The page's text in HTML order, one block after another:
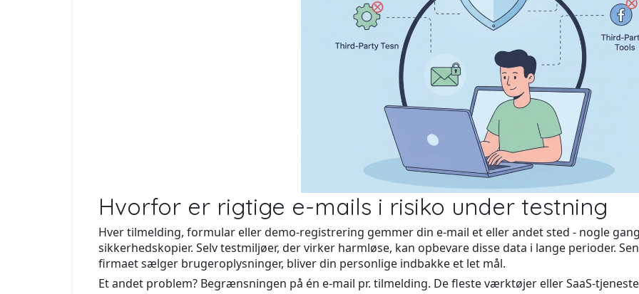
Hvorfor er rigtige e-mails i risiko under testning
Hver tilmelding, formular eller demo-registrering gemmer din e-mail et eller andet sted - nogle
sikkerhedskopier. Selv testmiljøer, der virker harmløse, kan opbevare disse data i lange perioder.
firmaet sælger brugeroplysninger, bliver din personlige indbakke et let mål.
Et andet problem? Begrænsningen på én e-mail pr. tilmelding. De fleste værktøjer eller SaaS-